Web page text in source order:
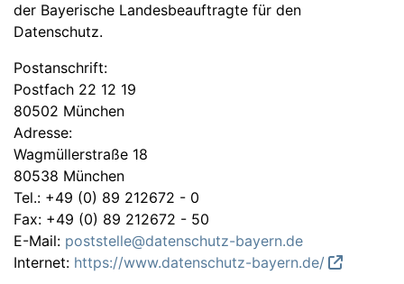
der Bayerische Landesbeauftragte für den
Datenschutz.
Postanschrift:
Postfach 22 12 19
80502 München
Adresse:
Wagmüllerstraße 18
80538 München
Tel.: +49 (0) 89 212672 - 0
Fax: +49 (0) 89 212672 - 50
E-Mail: poststelle@datenschutz-bayern.de
Internet: https://www.datenschutz-bayern.de/